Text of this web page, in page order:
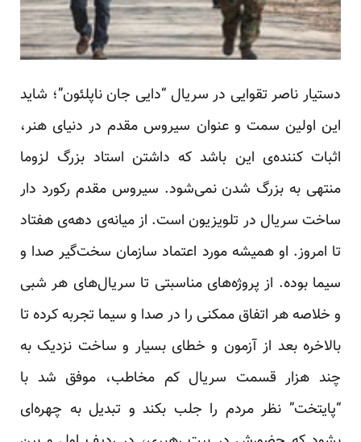
دستیار ناصر تقوایی در سریال “دایی جان ناپلئون”؛ شاید
این اولین سمت و عنوان سیروس مقدم در دنیای هنر،
اثبات کننده‌ی این باشد که داشتن استاد بزرگ لزوما
منتهی به بزرگ شدن نمی‌شود. سیروس مقدم رکورد دار
ساخت سریال در تلویزیون است. از میانه‌ی دهه‌ی هفتاد
تا امروز. او همیشه مورد اعتماد سازمان سخت‌گیر صدا و
سیما بوده. از پروژه‌های مناسبتی تا سریال‌های هر شبی
و خلاصه هر اتفاق ممکنی را در صدا و سیما تجربه کرده تا
بالاخره بعد از آزمون و خطای بسیار و ساخت نزدیک به
چند هزار قسمت سریال کم مخاطب، موفق شد با
“پایتخت” نظر مردم را جلب بکند و تبدیل به چهره‌ای